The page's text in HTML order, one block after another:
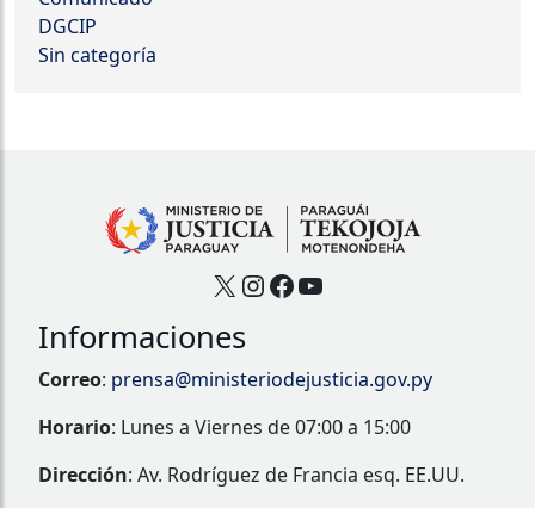
DGCIP
Sin categoría
X Instagram
Facebook
YouTube
Informaciones
Correo: prensa@ministeriodejusticia.gov.py
Horario: Lunes a Viernes de 07:00 a 15:00
Dirección: Av. Rodríguez de Francia esq. EE.UU.